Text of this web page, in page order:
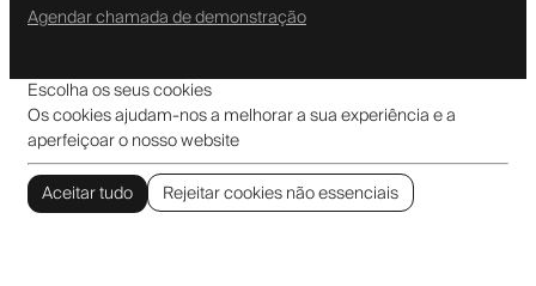
Agendar chamada de demonstração
Escolha os seus cookies
Os cookies ajudam-nos a melhorar a sua experiência e a
aperfeiçoar o nosso website
Aceitar tudo
Rejeitar cookies não essenciais